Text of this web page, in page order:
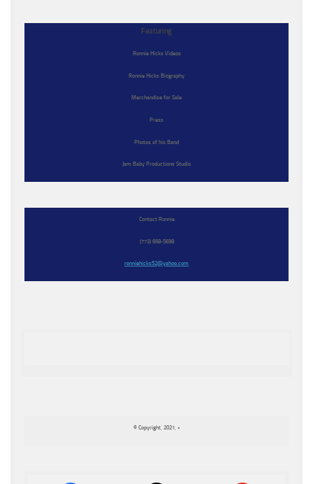
Featuring
Ronnie Hicks Videos
Ronnie Hicks Biography
Merchandise for Sale
Press
Photos of his Band
Jam Baby Productions Studio
Contact Ronnie
(773) 668-5698
ronniehicks52@yahoo.com
© Copyright, 2021, •